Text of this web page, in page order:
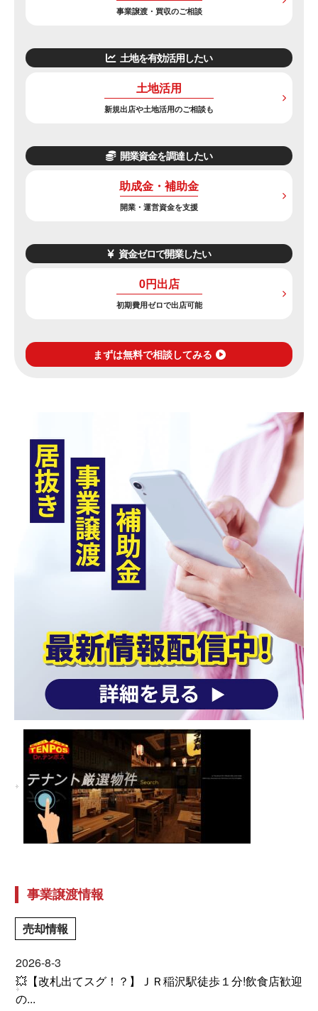
事業譲渡・買収のご相談
土地を有効活用したい
土地活用
新規出店や土地活用のご相談も
開業資金を調達したい
助成金・補助金
開業・運営資金を支援
資金ゼロで開業したい
0円出店
初期費用ゼロで出店可能
まずは無料で相談してみる
事業譲渡情報
売却情報
2026-8-3
💥【改札出てスグ！？】ＪＲ稲沢駅徒歩１分!飲食店歓迎
の...